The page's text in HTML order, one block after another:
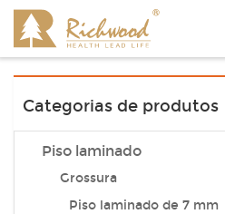
Categorias de produtos
Piso laminado
Grossura
Piso laminado de 7 mm